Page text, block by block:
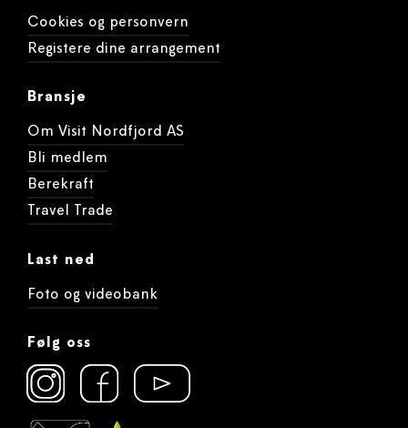
Cookies og personvern
Registere dine arrangement
Bransje
Om Visit Nordfjord AS
Bli medlem
Berekraft
Travel Trade
Last ned
Foto og videobank
Følg oss